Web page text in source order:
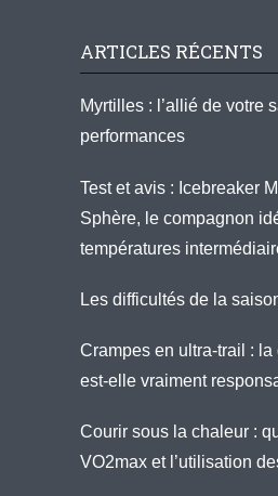
ARTICLES RÉCENTS
Myrtilles : l’allié de votre
performances
Test et avis : Icebreaker
Sphère, le compagnon
températures
Les difficultés de la
Crampes en ultra-trail : la
est-elle vraiment
Courir sous la chaleur :
VO2max et l’utilisation